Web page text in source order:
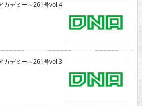
カデミー～261号vol.4
カデミー～261号vol.3